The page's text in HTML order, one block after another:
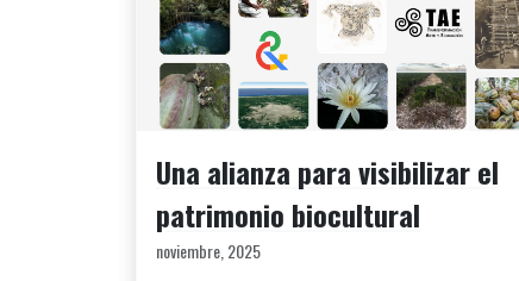
Una alianza para visibilizar el
patrimonio biocultural
noviembre, 2025